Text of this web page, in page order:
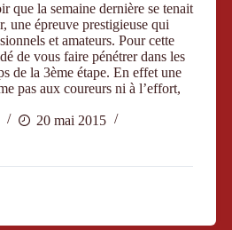
que la semaine dernière se tenait
une épreuve prestigieuse qui
et amateurs. Pour cette
de vous faire pénétrer dans les
de la 3ème étape. En effet une
pas aux coureurs ni à l’effort,
20 mai 2015